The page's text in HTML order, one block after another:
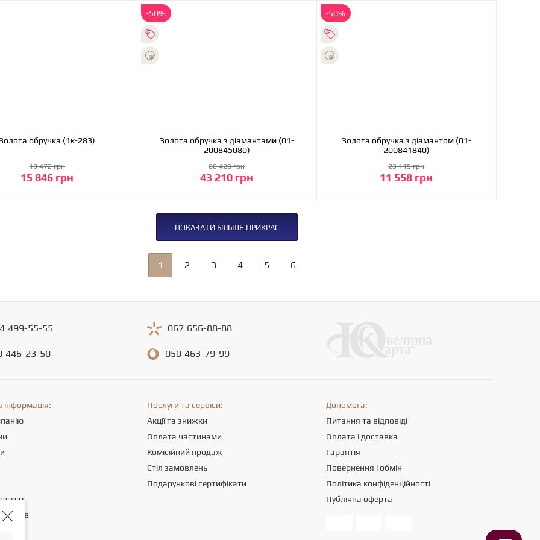
Золота обручка (1к-283)
15 846 грн
19 472 грн
До кошика
-50%
Золота обручка з діамантами (01-
200845080)
43 210 грн
86 420 грн
До кошика
-50%
Золота обручка з діамантом (01-
200841840)
11 558 грн
23 115 грн
До кошика
ПОКАЗАТИ БІЛЬШЕ ПРИКРАС
1 2 3 4 5 6
499-55-55
446-23-50
067 656-88-88
050 463-79-99
інформація:
Послуги та сервіси:
Акції та знижки
Оплата частинами
Комісійний продаж
Стіл замовлень
Подарункові сертифікати
Допомога:
Питання та відповіді
Оплата і доставка
Гарантія
Повернення і обмін
Політика конфіденційності
Публічна оферта